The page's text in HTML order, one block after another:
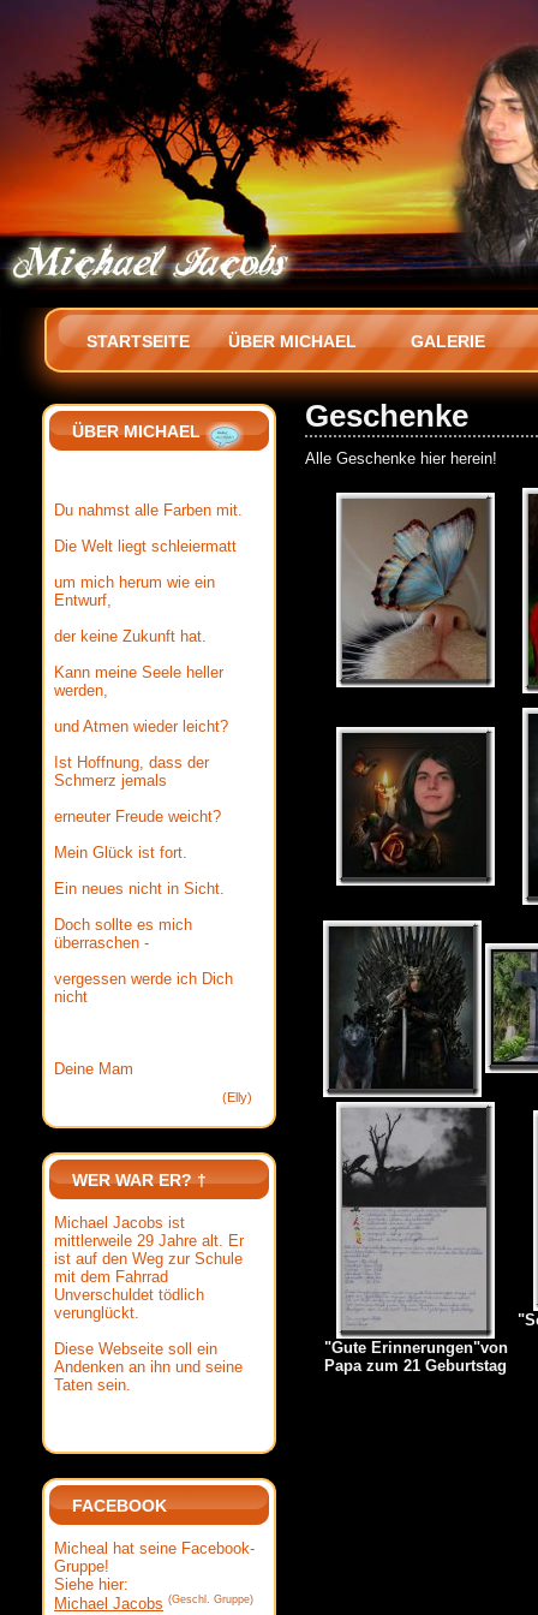
STARTSEITE ÜBER MICHAEL GALERIE
Geschenke
Alle Geschenke hier herein!
"Gute Erinnerungen"von
Papa zum 21 Geburtstag
ÜBER MICHAEL
Du nahmst alle Farben mit.
Die Welt liegt schleiermatt
um mich herum wie ein
Entwurf,
der keine Zukunft hat.
Kann meine Seele heller
werden,
und Atmen wieder leicht?
Ist Hoffnung, dass der
Schmerz jemals
erneuter Freude weicht?
Mein Glück ist fort.
Ein neues nicht in Sicht.
Doch sollte es mich
überraschen -
vergessen werde ich Dich
nicht
Deine Mam
(Elly)
WER WAR ER? †
Michael Jacobs ist
mittlerweile 29 Jahre alt. Er
ist auf den Weg zur Schule
mit dem Fahrrad
Unverschuldet tödlich
verunglückt.
Diese Webseite soll ein
Andenken an ihn und seine
Taten sein.
FACEBOOK
Micheal hat seine Facebook-
Gruppe!
Siehe hier:
Michael Jacobs (Geschl. Gruppe)